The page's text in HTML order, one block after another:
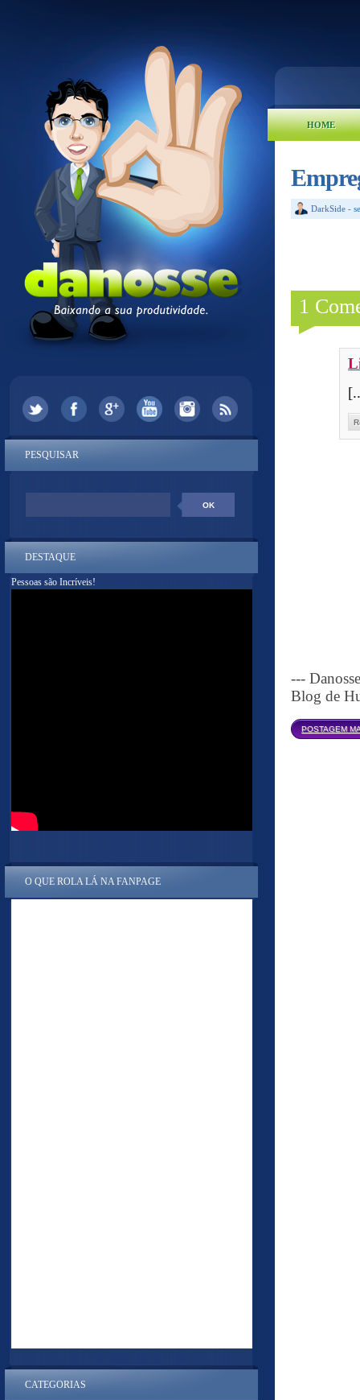
HOME
DarkSide -
1
---
Blog de
POSTAGEM
PESQUISAR
DESTAQUE
Pessoas são Incríveis!
O QUE ROLA LÁ NA FANPAGE
CATEGORIAS